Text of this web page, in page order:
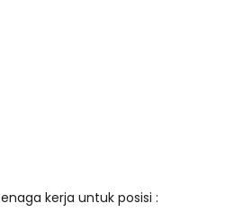
kerja untuk posisi :